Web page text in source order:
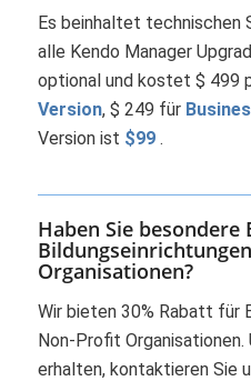
Es beinhaltet technischen
alle Kendo Manager
optional und kostet $ 499
Version, $ 249 für
Version ist $99.
Haben Sie
Organisationen?
Wir bieten 30% Rabatt für
Non-Profit Organisationen.
erhalten, kontaktieren Sie